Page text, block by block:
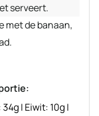
serveert.
met de banaan,
34g| Eiwit: 10g|